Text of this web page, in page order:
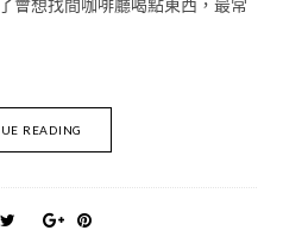
READING